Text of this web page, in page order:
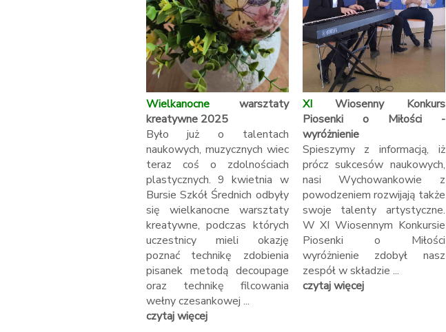
Wielkanocnewarsztaty
kreatywne 2025
Było już o talentach
naukowych, muzycznych wiec
teraz coś o zdolnościach
plastycznych. 9 kwietnia w
Bursie Szkół Średnich odbyły
się wielkanocne warsztaty
kreatywne, podczas których
uczestnicy mieli okazję
poznać technikę zdobienia
pisanek metodą decoupage
oraz technikę filcowania
wełny czesankowej ...
czytaj więcej
XIWiosenny Konkurs
Piosenki o Miłości -
wyróżnienie
Spieszymy z informacją, iż
prócz sukcesów naukowych,
nasi Wychowankowie z
powodzeniem rozwijają także
swoje talenty artystyczne.
W XI Wiosennym Konkursie
Piosenki o Miłości
wyróżnienie zdobył nasz
zespół w składzie ...
czytaj więcej